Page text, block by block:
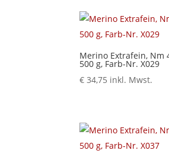
Merino Extrafein, Nm
500 g, Farb-Nr. X029
€ 34,75 inkl. Mwst.